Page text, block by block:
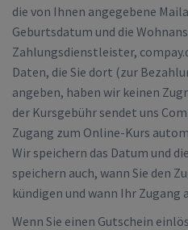
die von Ihnen angegebene
Geburtsdatum und die
Zahlungsdienstleister,
Daten, die Sie dort (zur
angeben, haben wir keinen
der Kursgebühr sendet uns
Zugang zum Online-Kurs
Wir speichern das Datum und
speichern auch, wann Sie den
kündigen und wann Ihr Zugang
Wenn Sie einen Gutschein